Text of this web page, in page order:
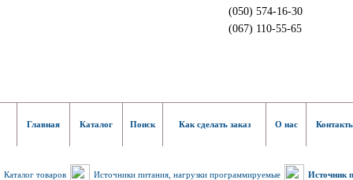
(050) 574-16-30
(067) 110-55-65
Главная Каталог Поиск Как сделать заказ О нас
Каталог товаров Источники питания, нагрузки программируемые Источник